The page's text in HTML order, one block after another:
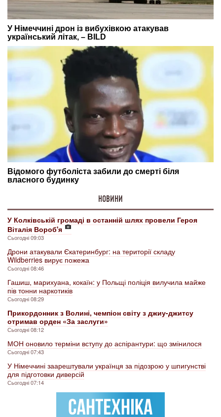
НОВИНИ
У Колківській громаді в останній шлях провели Героя
Віталія Вороб'я
Сьогодні 09:03
Дрони атакували Єкатеринбург: на території складу
Wildberries вирує пожежа
Сьогодні 08:46
Гашиш, марихуана, кокаїн: у Польщі поліція вилучила майже
пів тонни наркотиків
Сьогодні 08:29
Прикордонник з Волині, чемпіон світу з джиу-джитсу
отримав орден «За заслуги»
Сьогодні 08:12
МОН оновило терміни вступу до аспірантури: що змінилося
Сьогодні 07:43
У Німеччині заарештували українця за підозрою у шпигунстві
для підготовки диверсій
Сьогодні 07:14